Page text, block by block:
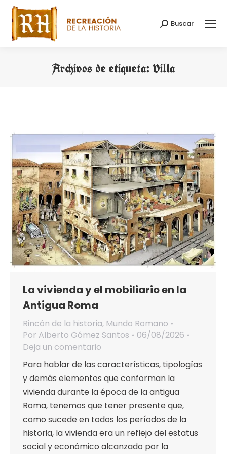
Buscar:
Buscar
Archivos de etiqueta: Villa
La vivienda y el mobiliario en la
Antigua Roma
Rincón de la historia, Mundo Romano
Por Alberto Gómez Santos
06/08/2026
Deja un comentario
Para hablar de las características, tipologías
y demás elementos que conforman la
vivienda durante la época de la antigua
Roma, tenemos que tener presente que,
como sucede en todos los períodos de la
historia, la vivienda era un reflejo del estatus
social y económico alcanzado por la